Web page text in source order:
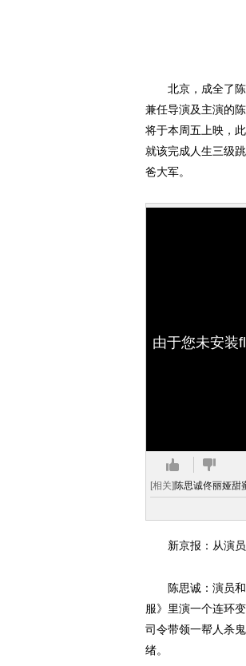
北京，成全了陈
兼任导演及主演的
将于本周五上映，
就该完成人生三级
爸大军。
由于您未安装
[相关]陈思诚佟丽娅甜
新京报：从演员
陈思诚：演员和
服》里演一个连环
司令带领一帮人杀
绪。